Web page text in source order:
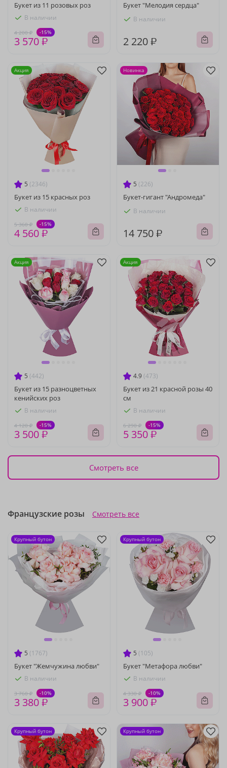
Букет из 11 розовых роз
В наличии
4 200 ₽ -15%
3 570 ₽
Букет "Мелодия сердца"
В наличии
2 220 ₽
5 (2346)
Букет из 15 красных роз
В наличии
5 360 ₽ -15%
4 560 ₽
Акция
5 (226)
Букет-гигант "Андромеда"
В наличии
14 750 ₽
Новинка
5 (442)
Букет из 15 разноцветных
кенийских роз
В наличии
4 120 ₽ -15%
3 500 ₽
Акция
4.9 (473)
Букет из 21 красной розы 40
см
В наличии
6 290 ₽ -15%
5 350 ₽
Акция
Смотреть все
Французские розы Смотреть все
5 (1767)
Букет "Жемчужина любви"
В наличии
3 760 ₽ -10%
3 380 ₽
Крупный бутон
5 (105)
Букет "Метафора любви"
В наличии
4 330 ₽ -10%
3 900 ₽
Крупный бутон
Крупный бутон Крупный бутон